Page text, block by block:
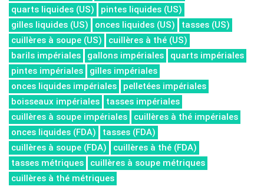
quarts liquides (US)
pintes liquides (US)
gilles liquides (US)
onces liquides (US)
tasses (US)
cuillères à soupe (US)
cuillères à thé (US)
barils impériales
gallons impériales
quarts impériales
pintes impériales
gilles impériales
onces liquides impériales
pelletées impériales
boisseaux impériales
tasses impériales
cuillères à soupe impériales
cuillères à thé impériales
onces liquides (FDA)
tasses (FDA)
cuillères à soupe (FDA)
cuillères à thé (FDA)
tasses métriques
cuillères à soupe métriques
cuillères à thé métriques